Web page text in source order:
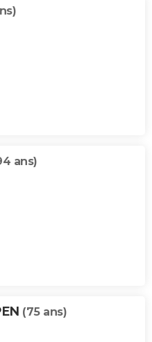
ans)
(75 ans)